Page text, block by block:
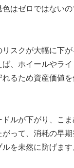
はゼロではない
スクが大幅に下
ば、ホイールやラ
るため資産価値
ルが下がり、こ
って、消耗の早
を未然に防げます